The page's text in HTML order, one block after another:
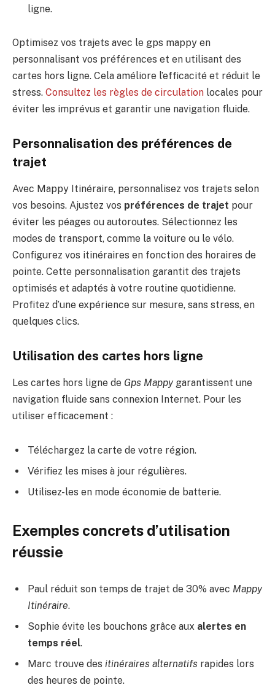
ligne.
Optimisez vos trajets avec le gps mappy en
personnalisant vos préférences et en utilisant des
cartes hors ligne. Cela améliore l’efficacité et réduit le
stress. Consultez les règles de circulation locales pour
éviter les imprévus et garantir une navigation fluide.
Personnalisation des préférences de
trajet
Avec Mappy Itinéraire, personnalisez vos trajets selon
vos besoins. Ajustez vos préférences de trajet pour
éviter les péages ou autoroutes. Sélectionnez les
modes de transport, comme la voiture ou le vélo.
Configurez vos itinéraires en fonction des horaires de
pointe. Cette personnalisation garantit des trajets
optimisés et adaptés à votre routine quotidienne.
Profitez d’une expérience sur mesure, sans stress, en
quelques clics.
Utilisation des cartes hors ligne
Les cartes hors ligne de Gps Mappygarantissent une
navigation fluide sans connexion Internet. Pour les
utiliser efficacement :
Téléchargez la carte de votre région.
Vérifiez les mises à jour régulières.
Utilisez-les en mode économie de batterie.
Exemples concrets d’utilisation
réussie
Paul réduit son temps de trajet de 30% avec Mappy
Itinéraire.
Sophie évite les bouchons grâce aux alertes en
temps réel.
Marc trouve des itinéraires alternatifs rapides lors
des heures de pointe.